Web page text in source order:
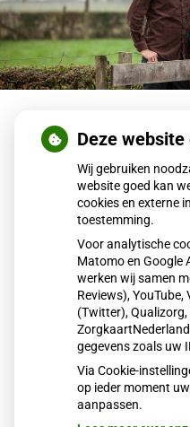
Terug naar overzicht
POH GGZ
Onze praktijkondersteuner
Meijers, is met
is inmiddels bevallen van
vervangen door Sandra
Na 1 maart zal Petra
Op de donderdagen hopen
POH-GGZ te kunnen
Publicatiedatum:17-01-
Deze
Wij gebruiken
website goed kan
cookies en externe
toestemming.
Voor analytische
Matomo en Google
werken wij samen
Reviews),
(Twitter),
gegevens zoals uw
Via Cookie-
op ieder moment
aanpassen.